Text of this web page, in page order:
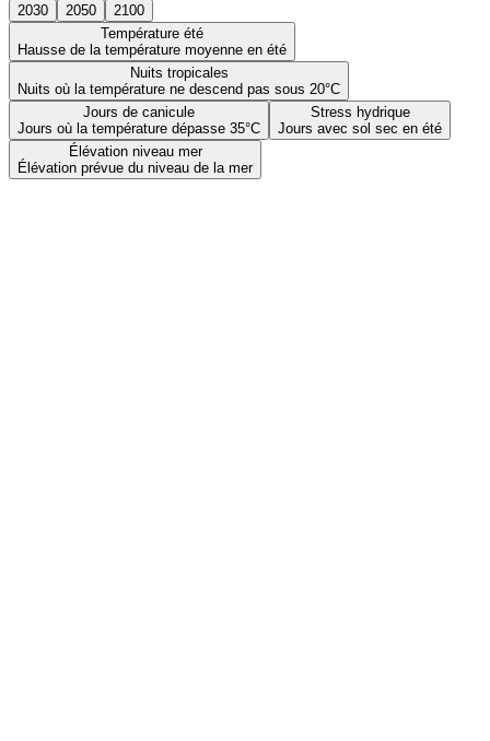
2030 2050
2100
Température été
Hausse de la température moyenne en été
Nuits tropicales
Nuits où la température ne descend pas sous 20°C
Jours de canicule
Jours où la température dépasse 35°C
Stress hydrique
Jours avec sol sec en été
Élévation niveau mer
Élévation prévue du niveau de la mer